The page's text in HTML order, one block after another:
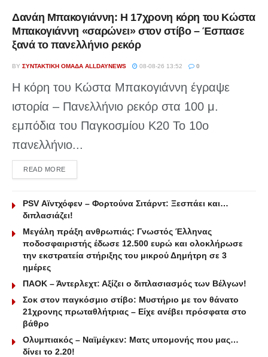
Δανάη Μπακογιάννη: Η 17χρονη κόρη του Κώστα
Μπακογιάννη «σαρώνει» στον στίβο – Έσπασε
ξανά το πανελλήνιο ρεκόρ
BY ΣΥΝΤΑΚΤΙΚΉ ΟΜΆΔΑ ALLDAYNEWS 08-08-26 13:52 0
Η κόρη του Κώστα Μπακογιάννη έγραψε
ιστορία – Πανελλήνιο ρεκόρ στα 100 μ.
εμπόδια του Παγκοσμίου Κ20 Το 10ο
πανελλήνιο...
READ MOREDETAILS
PSV Αϊντχόφεν – Φορτούνα Σιτάρντ: Ξεσπάει και…
διπλασιάζει!
Μεγάλη πράξη ανθρωπιάς: Γνωστός Έλληνας
ποδοσφαιριστής έδωσε 12.500 ευρώ και ολοκλήρωσε
την εκστρατεία στήριξης του μικρού Δημήτρη σε 3
ημέρες
ΠΑΟΚ – Άντερλεχτ: Αξίζει ο διπλασιασμός των Βέλγων!
Σοκ στον παγκόσμιο στίβο: Μυστήριο με τον θάνατο
21χρονης πρωταθλήτριας – Είχε ανέβει πρόσφατα στο
βάθρο
Ολυμπιακός – Ναϊμέγκεν: Ματς υπομονής που μας…
δίνει το 2.20!